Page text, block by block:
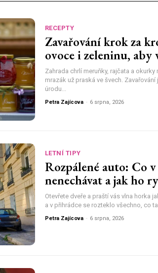
RECEPTY
Zavařování krok za
ovoce i zeleninu, aby
Zahrada chrlí meruňky, rajčata a okurky
mrazák už praská ve švech.
úrodu...
Petra Zajícova - 6 srpna, 2026
LETNÍ TIPY
Rozpálené auto: Co
nenechávat a jak ho
Otevřete dveře a praští vás vlna horka
a v přihrádce se rozteklo všechno, co
Petra Zajícova - 6 srpna, 2026